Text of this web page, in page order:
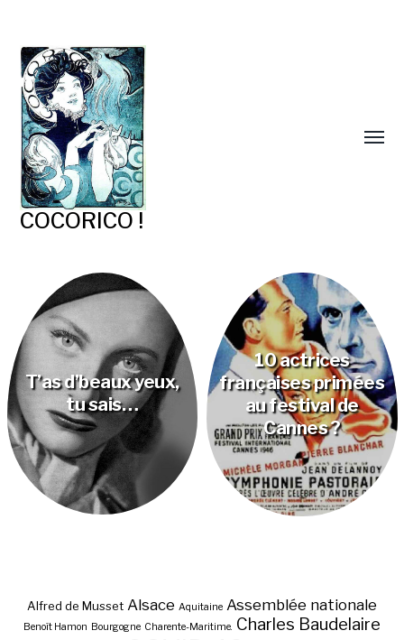
COCORICO !
T’as d’beaux yeux,
tu sais…
10 actrices
françaises primées
au festival de
Cannes ?
Alfred de Musset Alsace Aquitaine Assemblée nationale
Benoît Hamon Bourgogne Charente-Maritime. Charles Baudelaire